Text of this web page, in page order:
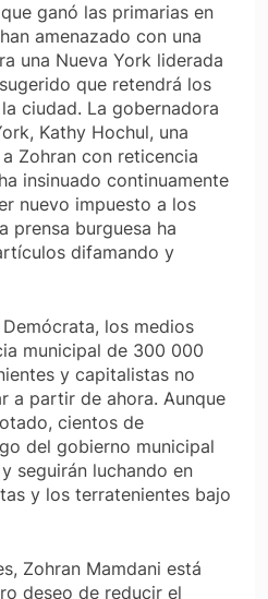
ganó las primarias en
amenazado con una
una Nueva York liderada
que retendrá los
ciudad. La gobernadora
Kathy Hochul, una
Zohran con reticencia
insinuado continuamente
nuevo impuesto a los
prensa burguesa ha
difamando y
los medios
municipal de 300 000
y capitalistas no
a partir de ahora. Aunque
cientos de
del gobierno municipal
seguirán luchando en
y los terratenientes bajo
Zohran Mamdani está
deseo de reducir el